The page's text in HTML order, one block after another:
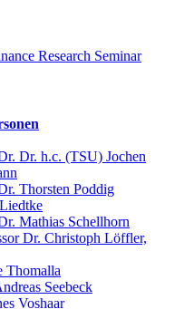
Research Seminar
Dr. h.c. (TSU) Jochen
Thorsten Poddig
Mathias Schellhorn
Dr. Christoph Löffler,
Thomalla
Seebeck
Voshaar